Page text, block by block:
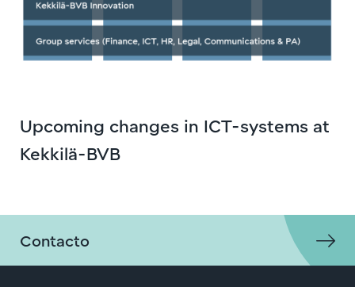
Upcoming changes in ICT-systems at
Kekkilä-BVB
Contacto